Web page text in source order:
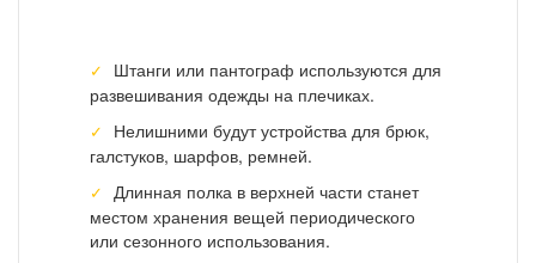
Штанги или пантограф используются для
развешивания одежды на плечиках.
Нелишними будут устройства для брюк,
галстуков, шарфов, ремней.
Длинная полка в верхней части станет
местом хранения вещей периодического
или сезонного использования.